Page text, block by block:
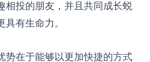
相投的朋友，并且共同成长蜕
有生命力。
势在于能够以更加快捷的方式